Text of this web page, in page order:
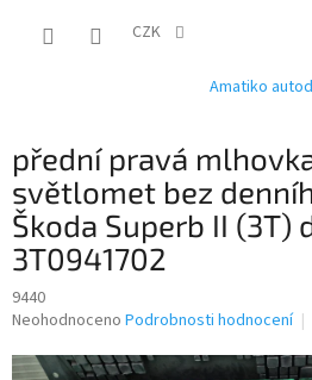
CZK
Amatiko
přední pravá
světlomet bez
Škoda Superb II (3T)
3T0941702
9440
Průměrné
produktu
Neohodnoceno Podrobnosti hodnocení